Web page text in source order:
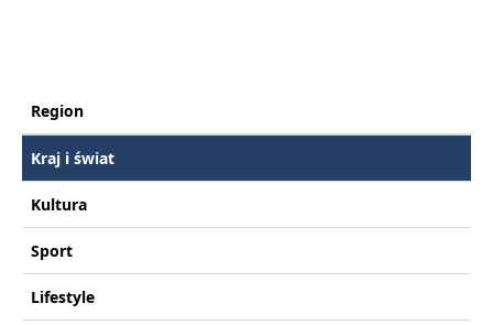
Region
Kraj i świat
Kultura
Sport
Lifestyle